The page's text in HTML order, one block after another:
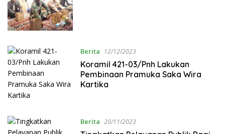
Berita 12/12/2023
Koramil 421-03/Pnh Lakukan
Pembinaan Pramuka Saka Wira
Kartika
Berita 20/11/2023